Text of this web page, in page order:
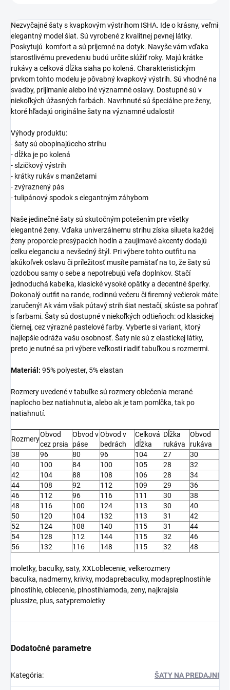
Nezvyčajné šaty s kvapkovým výstrihom ISHA. Ide o krásny, veľmi
elegantný model šiat. Sú vyrobené z kvalitnej pevnej látky.
Poskytujú komfort a sú príjemné na dotyk. Navyše vám vďaka
starostlivému prevedeniu budú určite slúžiť roky. Majú krátke
rukávy a celková dĺžka siaha po kolená. Charakteristickým
prvkom tohto modelu je pôvabný kvapkový výstrih. Sú vhodné na
svadby, prijímanie alebo iné významné oslavy. Dostupné sú v
niekoľkých úžasných farbách. Navrhnuté sú špeciálne pre ženy,
ktoré hľadajú originálne šaty na významné udalosti!
Výhody produktu:
- šaty sú obopínajúceho strihu
- dĺžka je po kolená
- slzičkový výstrih
- krátky rukáv s manžetami
- zvýraznený pás
- tulipánový spodok s elegantným záhybom
Naše jedinečné šaty sú skutočným potešením pre všetky
elegantné ženy. Vďaka univerzálnemu strihu získa silueta každej
ženy proporcie presýpacích hodín a zaujímavé akcenty dodajú
celku eleganciu a nevšedný štýl. Pri výbere tohto outfitu na
akúkoľvek oslavu či príležitosť musíte pamätať na to, že šaty sú
ozdobou samy o sebe a nepotrebujú veľa doplnkov. Stačí
jednoduchá kabelka, klasické vysoké opätky a decentné šperky.
Dokonalý outfit na rande, rodinnú večeru či firemný večierok máte
zaručený! Ak vám však pútavý strih šiat nestačí, skúste sa pohrať
s farbami. Šaty sú dostupné v niekoľkých odtieňoch: od klasickej
čiernej, cez výrazné pastelové farby. Vyberte si variant, ktorý
najlepšie odráža vašu osobnosť. Šaty nie sú z elastickej látky,
preto je nutné sa pri výbere veľkosti riadiť tabuľkou s rozmermi.
Materiál: 95% polyester, 5% elastan
Rozmery uvedené v tabuľke sú rozmery oblečenia merané
naplocho bez natiahnutia, alebo ak je tam pomlčka, tak po
natiahnutí.
Rozmery
Obvod
cez prsia
Obvod v
páse
Obvod v
bedrách
Celková
dĺžka
Dĺžka
rukáva
Obvod
rukáva
38
96 80 96 104 27
30
40
100 84 100 105 28
32
42
104 88 108 106 28
34
44
108 92 112 109 29
36
46
112 96 116 111 30
38
48
116 100 124 113 30
40
50
120 104 132 113 31
42
52
124 108 140 115 31
44
54
128 112 144 115 32
46
56
132 116 148 115 32 48
moletky, baculky, saty, XXLoblecenie, velkerozmery
baculka, nadmerny, krivky, modaprebaculky, modapreplnostihle
plnostihle, oblecenie, plnostihlamoda, zeny, najkrajsia
plussize, plus, satypremoletky
Dodatočné parametre
Kategória: ŠATY NA PREDAJNI